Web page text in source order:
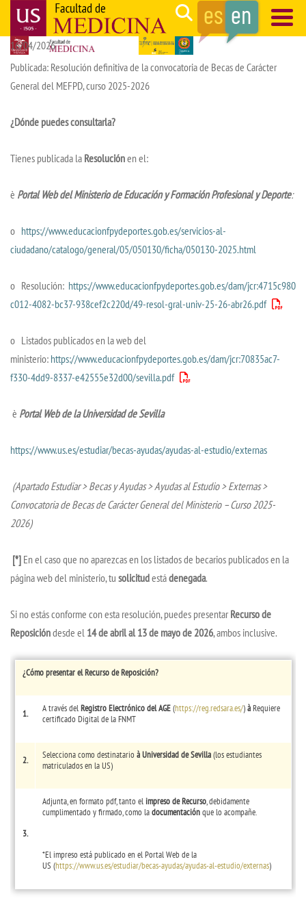
main
content
Search
Navegación
principal
16/04/2026
Publicada: Resolución definitiva de la convocatoria de Becas de Carácter
General del MEFPD, curso 2025-2026
¿Dónde puedes consultarla?
Tienes publicada la Resoluciónen el:
è Portal Web del Ministerio de Educación y Formación Profesional y Deporte:
o https://www.educacionfpydeportes.gob.es/servicios-al-
ciudadano/catalogo/general/05/050130/ficha/050130-2025.html
o Resolución: https://www.educacionfpydeportes.gob.es/dam/jcr:4715c980-
c012-4082-bc37-938cef2c220d/49-resol-gral-univ-25-26-abr26.pdf
o Listados publicados en la web del
ministerio: https://www.educacionfpydeportes.gob.es/dam/jcr:70835ac7-
f330-4dd9-8337-e42555e32d00/sevilla.pdf
è Portal Web de la Universidad de Sevilla
https://www.us.es/estudiar/becas-ayudas/ayudas-al-estudio/externas
(Apartado Estudiar > Becas y Ayudas > Ayudas al Estudio > Externas >
Convocatoria de Becas de Carácter General del Ministerio – Curso 2025-
2026)
[*] En el caso que no aparezcas en los listados de becarios publicados en la
página web del ministerio, tu solicitudestádenegada.
Si no estás conforme con esta resolución, puedes presentarRecurso de
Reposicióndesde el 14 de abril al 13 de mayo de 2026, ambos inclusive.
¿Cómo presentar el Recurso de Reposición?
1. A través delRegistro Electrónico del AGE(https://reg.redsara.es/)àRequiere
certificado Digital de la FNMT
2. Selecciona como destinatario à Universidad de Sevilla(los estudiantes
matriculados en la US)
3.
Adjunta, en formato pdf, tanto el impreso de Recurso, debidamente
cumplimentado y firmado, como ladocumentaciónque lo acompañe.
*El impreso está publicado en el Portal Web de la
US (https://www.us.es/estudiar/becas-ayudas/ayudas-al-estudio/externas)